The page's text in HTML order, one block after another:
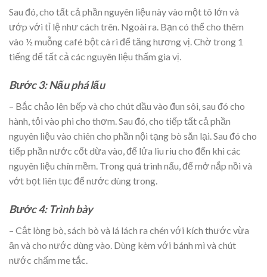
Sau đó, cho tất cả phần nguyên liệu này vào một tô lớn và
ướp với tỉ lệ như cách trên. Ngoài ra. Bạn có thể cho thêm
vào ½ muỗng café bột cà ri để tăng hương vị. Chờ trong 1
tiếng để tất cả các nguyên liệu thấm gia vị.
Bước 3: Nấu phá lấu
– Bắc chảo lên bếp và cho chút dầu vào đun sôi, sau đó cho
hành, tỏi vào phi cho thơm. Sau đó, cho tiếp tất cả phần
nguyên liệu vào chiên cho phần nội tạng bò săn lại. Sau đó cho
tiếp phần nước cốt dừa vào, để lửa liu riu cho đến khi các
nguyên liệu chín mềm. Trong quá trình nấu, để mở nắp nồi và
vớt bọt liên tục để nước dùng trong.
Bước 4: Trình bày
– Cắt lòng bò, sách bò và lá lách ra chén với kích thước vừa
ăn và cho nước dùng vào. Dùng kèm với bánh mì và chút
nước chấm me tắc.